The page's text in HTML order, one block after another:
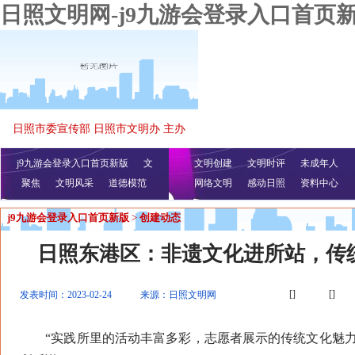
日照文明网-j9九游会登录入口首页
日照市委宣传部 日照市文明办 主办
j9九游会登录入口首页新版
文
明播报
公益视频
聚焦 文明风采 道德模范
文明创建 文明时评
未成年人
网络文明
感动日照 资料中心
j9九游会登录入口首页新版 > 创建动态
日照东港区：非遗文化进所站，传
发表时间：2023-02-24 来源：日照文明网 [] []
“实践所里的活动丰富多彩，志愿者展示的传统文化魅